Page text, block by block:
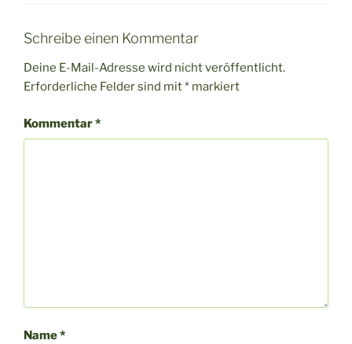
Schreibe einen Kommentar
Deine E-Mail-Adresse wird nicht veröffentlicht.
Erforderliche Felder sind mit* markiert
Kommentar*
Name*